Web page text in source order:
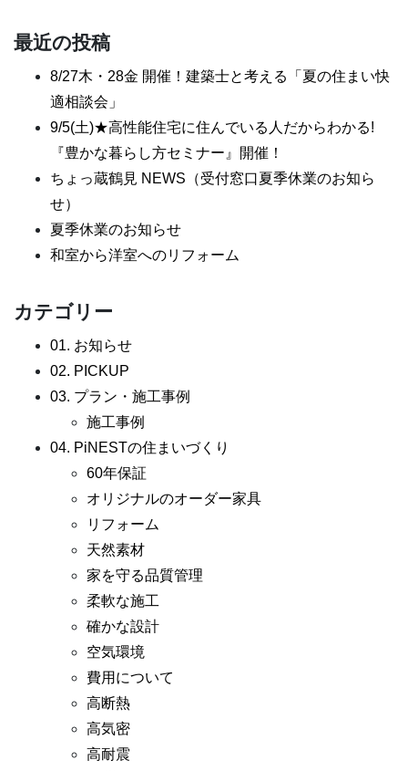
最近の投稿
8/27木・28金 開催！建築士と考える「夏の住まい快
適相談会」
9/5(土)★高性能住宅に住んでいる人だからわかる!
『豊かな暮らし方セミナー』開催！
ちょっ蔵鶴見 NEWS（受付窓口夏季休業のお知ら
せ）
夏季休業のお知らせ
和室から洋室へのリフォーム
カテゴリー
01. お知らせ
02. PICKUP
03. プラン・施工事例
施工事例
04. PiNESTの住まいづくり
60年保証
オリジナルのオーダー家具
リフォーム
天然素材
家を守る品質管理
柔軟な施工
確かな設計
空気環境
費用について
高断熱
高気密
高耐震